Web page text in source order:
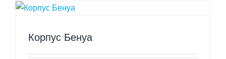
Корпус Бенуа